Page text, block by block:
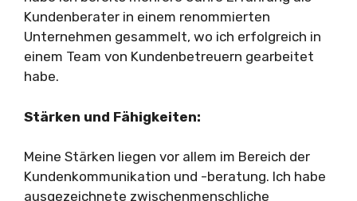
Kundenberater in einem renommierten
Unternehmen gesammelt, wo ich erfolgreich in
einem Team von Kundenbetreuern gearbeitet
habe.
Stärken und Fähigkeiten:
Meine Stärken liegen vor allem im Bereich der
Kundenkommunikation und -beratung. Ich habe
ausgezeichnete zwischenmenschliche